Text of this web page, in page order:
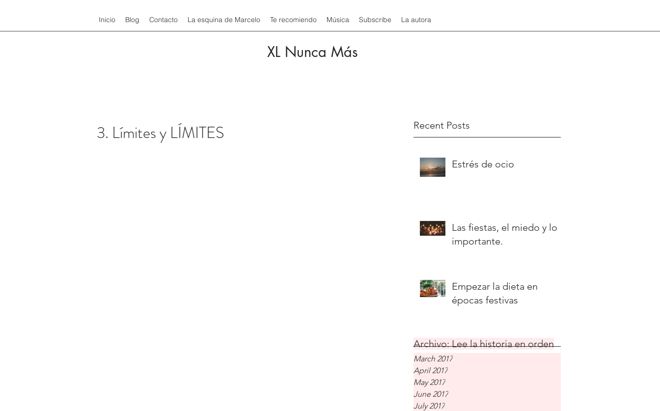
Inicio Blog Contacto La esquina de Marcelo Te recomiendo Música Subscribe La autora
XL Nunca Más
Recent Posts
Estrés de ocio
Las fiestas, el miedo y lo
importante.
Empezar la dieta en
épocas festivas
Archivo: Lee la historia en orden
March 2017
April 2017
May 2017
June 2017
July 2017
3. Límites y LÍMITES